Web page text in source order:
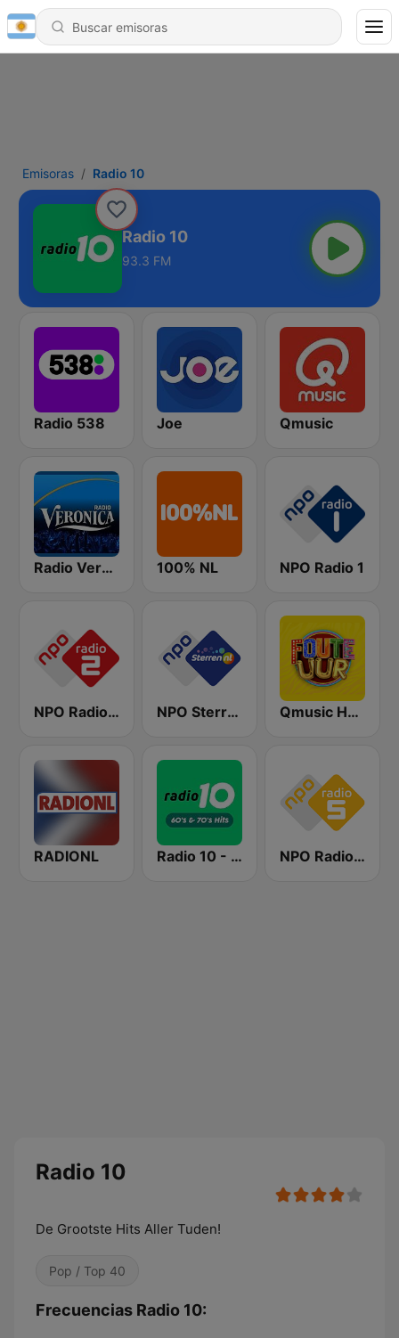
Emisoras Radio 10
Radio 10
93.3 FM
Radio 538 Joe Qmusic
Radio Veronica 100% NL NPO Radio 1
NPO Radio 2 NPO Sterren Qmusic Het Foute Uur
RADIONL Radio 10 - 60s & 70s Hits NPO Radio 5
Radio 10
De Grootste Hits Aller Tuden!
Pop / Top 40
Frecuencias Radio 10: